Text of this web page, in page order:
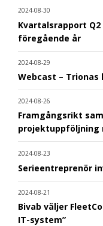
2024-08-30
Kvartalsrapport
föregående år
2024-08-29
Webcast –
2024-08-26
Framgångsrikt
projektuppföljning
2024-08-23
Serieentreprenör
2024-08-21
Bivab väljer
IT-system”